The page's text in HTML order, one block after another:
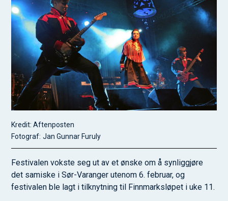
Kredit: Aftenposten
Jan Gunnar Furuly
Festivalen vokste seg ut av et ønske om å synliggjøre
det samiske i Sør-Varanger utenom 6. februar, og
festivalen ble lagt i tilknytning til Finnmarksløpet i uke 11.